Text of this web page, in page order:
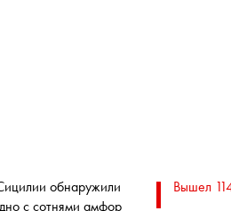
обнаружили
с сотнями амфор
Вышел